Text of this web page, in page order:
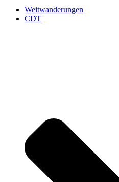
Weitwanderungen
CDT